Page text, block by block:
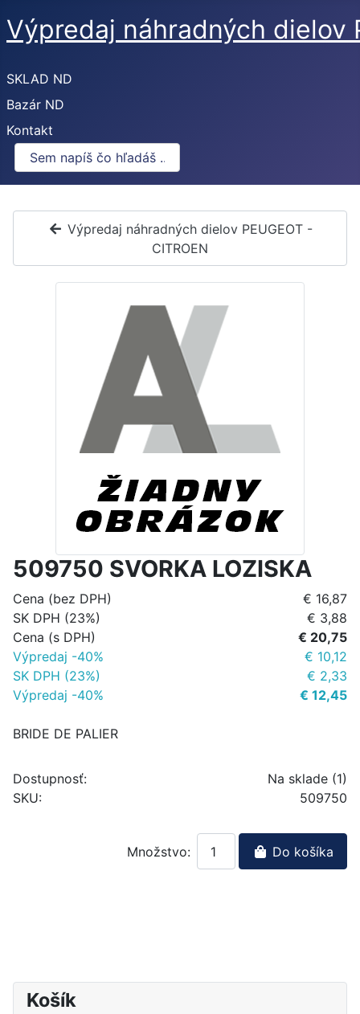
Výpredaj náhradných dielov
SKLAD ND
Bazár ND
Kontakt
Výpredaj náhradných dielov PEUGEOT -
CITROEN
509750 SVORKA LOZISKA
Cena (bez DPH)
€ 16,87
SK DPH (23%)
€ 3,88
Cena (s DPH)
€ 20,75
Výpredaj -40%
€ 10,12
SK DPH (23%)
€ 2,33
Výpredaj -40%
€ 12,45
BRIDE DE PALIER
Dostupnosť:
Na sklade (1)
SKU:
509750
Množstvo: Do košíka
Košík